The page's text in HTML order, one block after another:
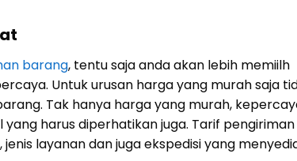
barang, tentu saja anda akan lebih memiilh
Untuk urusan harga yang murah saja
Tak hanya harga yang murah,
harus diperhatikan juga. Tarif pengiriman
layanan dan juga ekspedisi yang